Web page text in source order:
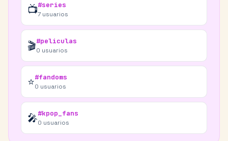
📺#series
7 usuarios
🎬#peliculas
0 usuarios
⭐#fandoms
0 usuarios
🎤#kpop_fans
0 usuarios